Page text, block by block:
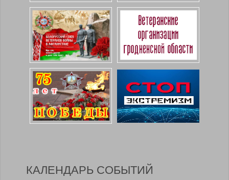
КАЛЕНДАРЬ СОБЫТИЙ